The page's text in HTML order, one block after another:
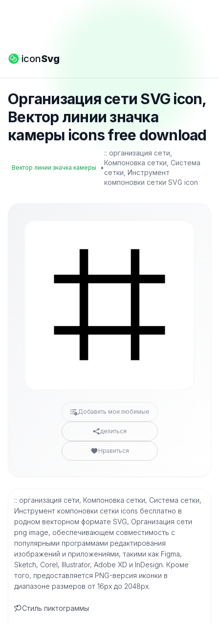
iconSvg
Организация сети SVG icon,
Вектор линии значка
камеры icons free download
Вектор линии значка камеры •
:: организация сети,
Компоновка сетки, Система
сетки, Инструмент
компоновки сетки SVG icon
Добавить мои любимые
делиться
Нравиться
:: организация сети, Компоновка сетки, Система сетки,
Инструмент компоновки сетки icons бесплатно в
родном векторном формате SVG, Организация сети
png image, обеспечивающем совместимость с
популярными программами редактирования
изображений и приложениями, такими как Figma,
Sketch, Corel, Illustrator, Adobe XD и InDesign. Кроме
того, предоставляется PNG-версия иконки в
диапазоне размеров от 16px до 2048px.
Стиль пиктограммы